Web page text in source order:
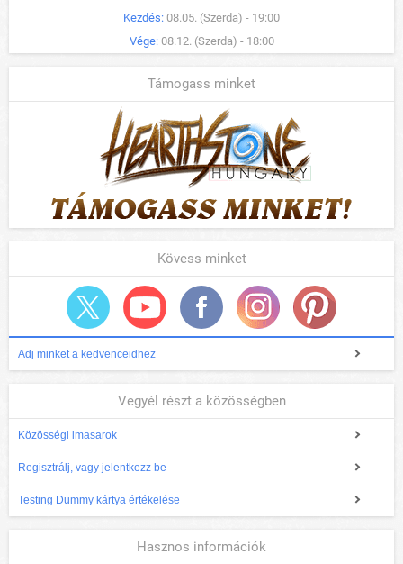
Kezdés: 08.05. (Szerda) - 19:00
Vége: 08.12. (Szerda) - 18:00
Támogass minket
Kövess minket
Adj minket a kedvenceidhez
Vegyél részt a közösségben
Közösségi imasarok
Regisztrálj, vagy jelentkezz be
Testing Dummy kártya értékelése
Hasznos információk